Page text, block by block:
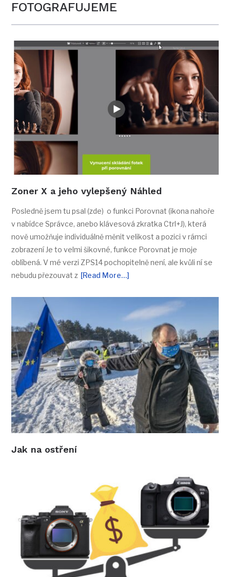
FOTOGRAFUJEME
Zoner X a jeho vylepšený Náhled
Posledně jsem tu psal (zde) o funkci Porovnat (ikona nahoře
v nabídce Správce, anebo klávesová zkratka Ctrl+J), která
nově umožňuje individuálně měnit velikost a pozici v rámci
zobrazení Je to velmi šikovné, funkce Porovnat je moje
oblíbená. V mé verzi ZPS14 pochopitelně není, ale kvůli ní se
nebudu přezouvat z [Read More…]
Jak na ostření